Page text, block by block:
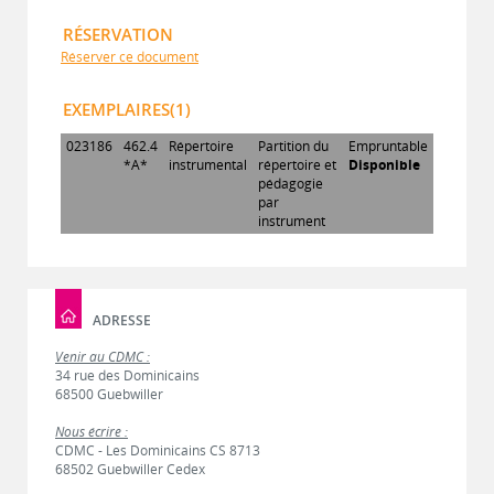
RÉSERVATION
Réserver ce document
EXEMPLAIRES(1)
023186 462.4
*A*
Répertoire
instrumental
Partition du
répertoire et
pédagogie
par
instrument
Empruntable
Disponible
ADRESSE
Venir au CDMC :
34 rue des Dominicains
68500 Guebwiller
Nous écrire :
CDMC - Les Dominicains CS 8713
68502 Guebwiller Cedex